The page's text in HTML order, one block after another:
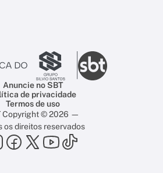
Anuncie no SBT
de privacidade
Termos de uso
Copyright © 2026 —
os direitos reservados